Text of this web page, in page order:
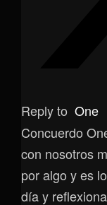
Reply to One
Concuerdo
con nosotros
por algo y es
día y